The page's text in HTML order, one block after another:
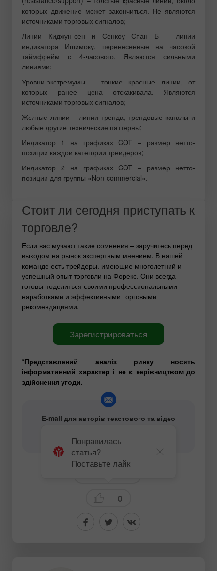
которых движение может закончиться. Не являются
источниками торговых сигналов;
Линии Киджун-сен и Сенкоу Спан Б – линии
индикатора Ишимоку, перенесенные на часовой
таймфрейм с 4-часового. Являются сильными
линиями;
Уровни-экстремумы – тонкие красные линии, от
которых ранее цена отскакивала. Являются
источниками торговых сигналов;
Желтые линии – линии тренда, трендовые каналы и
любые другие технические паттерны;
Индикатор 1 на графиках COT – размер нетто-
позиции каждой категории трейдеров;
Индикатор 2 на графиках COT – размер нетто-
позиции для группы «Non-commercial».
Стоит ли сегодня приступать к
торговле?
Если вас мучают такие сомнения – заручитесь перед
выходом на рынок экспертным мнением. В нашей
команде есть трейдеры, имеющие многолетний и
успешный опыт торговли на Форекс. Они всегда
готовы поделиться своими профессиональными
наработками и эффективными торговыми
рекомендациями.
Зарегистрироваться
*Представлений аналіз ринку носить
інформативний характер і не є керівництвом до
здійснення угоди.
E-mail для авторів текстового та відео
content-authors@instaforex.com
0
Понравилась
статья?
Поставьте лайк